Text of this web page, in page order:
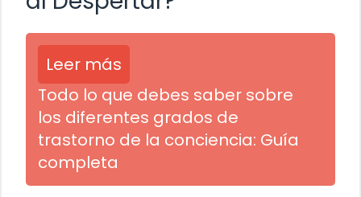
Leer más
Todo lo que debes saber sobre
los diferentes grados de
trastorno de la conciencia: Guía
completa